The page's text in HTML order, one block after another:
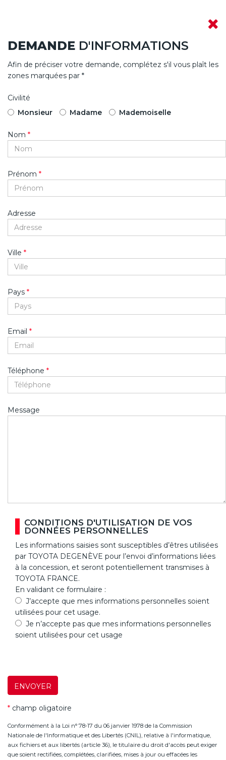
DEMANDE D'INFORMATIONS
Afin de préciser votre demande, complétez s'il vous plaît les
zones marquées par *
Civilité
Monsieur
Madame Mademoiselle
Nom *
Prénom *
Adresse
Ville *
Pays *
Email *
Téléphone *
Message
CONDITIONS D'UTILISATION DE VOS
DONNÉES PERSONNELLES
Les informations saisies sont susceptibles d’êtres utilisées
par TOYOTA DEGENÈVE pour l’envoi d’informations liées
à la concession, et seront potentiellement transmises à
TOYOTA FRANCE.
En validant ce formulaire :
J’accepte que mes informations personnelles soient
utilisées pour cet usage.
Je n’accepte pas que mes informations personnelles
soient utilisées pour cet usage
ENVOYER
* champ oligatoire
Conformément à la Loi n° 78-17 du 06 janvier 1978 de la Commission
Nationale de l'Informatique et des Libertés (CNIL), relative à l'informatique,
aux fichiers et aux libertés (article 36), le titulaire du droit d'accès peut exiger
que soient rectifiées, complétées, clarifiées, mises à jour ou effacées les